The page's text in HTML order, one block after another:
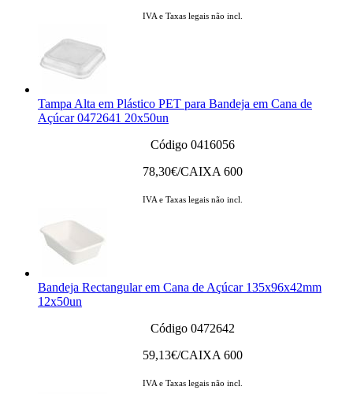
IVA e Taxas legais não incl.
Tampa Alta em Plástico PET para Bandeja em Cana de
Açúcar 0472641 20x50un
Código 0416056
78,30€/CAIXA 600
IVA e Taxas legais não incl.
Bandeja Rectangular em Cana de Açúcar 135x96x42mm
12x50un
Código 0472642
59,13€/CAIXA 600
IVA e Taxas legais não incl.